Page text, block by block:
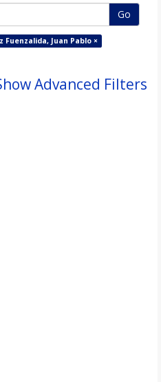
Go
Fuenzalida, Juan Pablo ×
Advanced Filters